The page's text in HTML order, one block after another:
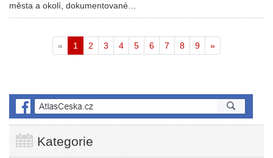
města a okolí, dokumentované…
« 1
Aktuální
stránka
2 3 4 5 6 7 8 9 »
Kategorie